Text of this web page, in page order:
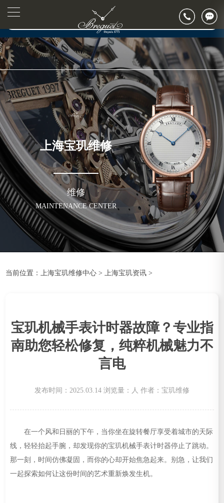
▲
▼
上海宝玑维修
维修
MAINTENANCE CENTER
当前位置： 上海宝玑维修中心 > 上海宝玑资讯 >
宝玑机械手表计时器故障？专业指
南助您轻松修复，纯粹机械魅力不
言电
发布时间：2025.03.14 浏览量： 人 作者：宝玑维修
在一个风和日丽的下午，当你坐在旋转餐厅享受着城市的天际
线，轻轻抬起手腕，却发现你的宝玑机械手表计时器停止了跳动。
那一刻，时间仿佛凝固，而你的心却开始焦急起来。别急，让我们
一起探索如何让这份时间的艺术重新焕发生机。